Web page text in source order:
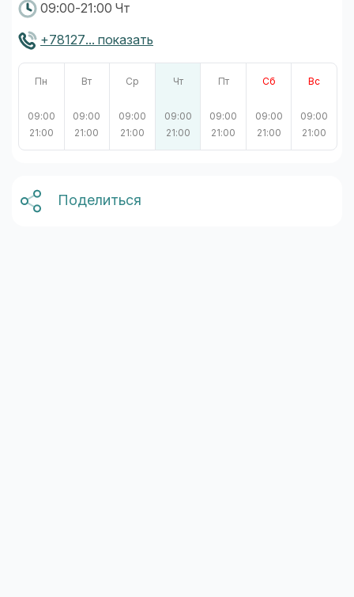
09:00-21:00 Чт
+78127... показать
Пн
09:00
21:00
Вт
09:00
21:00
Ср
09:00
21:00
Чт
09:00
21:00
Пт
09:00
21:00
Сб
09:00
21:00
Вс
09:00
21:00
Поделиться